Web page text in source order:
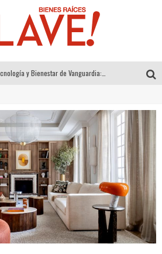
Sector Inmobiliario – recuperación a paso firme
El Despertar de la Calidez: Acabados Dorados de FV para Elevar tu Espacio